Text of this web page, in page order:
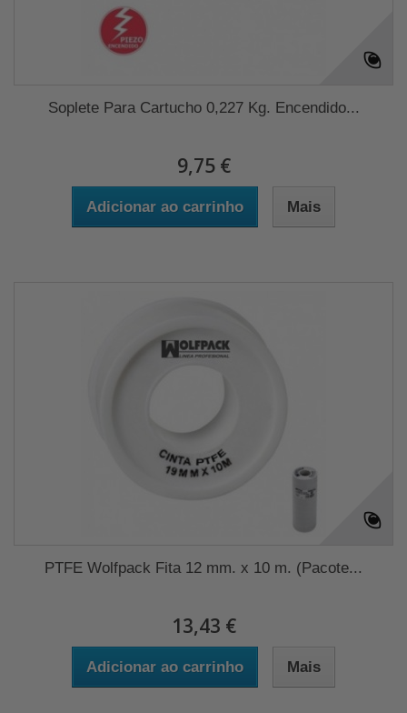
Soplete Para Cartucho 0,227 Kg. Encendido...
9,75 €
Adicionar ao carrinho Mais
PTFE Wolfpack Fita 12 mm. x 10 m. (Pacote...
13,43 €
Adicionar ao carrinho Mais